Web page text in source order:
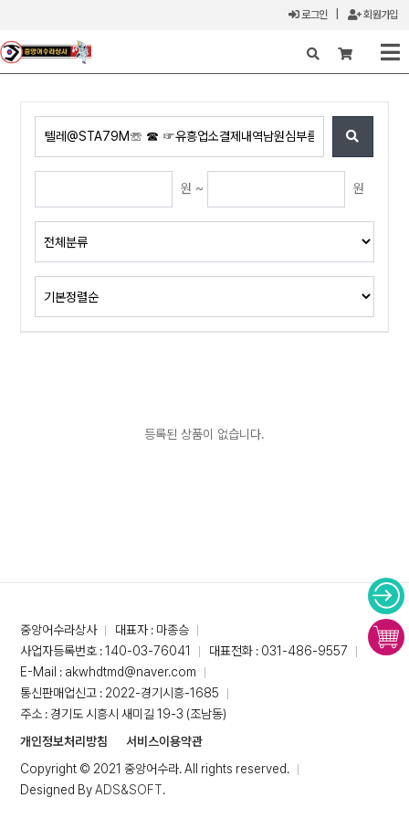
로그인 회원가입
X
원 ~ 원
등록된 상품이 없습니다.
중앙어수라상사
대표자 : 마종승
사업자등록번호 : 140-03-76041
대표전화 : 031-486-9557
E-Mail : akwhdtmd@naver.com
통신판매업신고 : 2022-경기시흥-1685
주소 : 경기도 시흥시 새미길 19-3 (조남동)
개인정보처리방침
서비스이용약관
Copyright © 2021 중앙어수라. All rights reserved.
Designed ByADS&SOFT.